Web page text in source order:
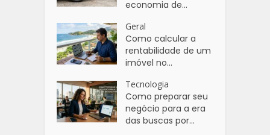
economia de...
Geral
Como calcular a
rentabilidade de um
imóvel no...
Tecnologia
Como preparar seu
negócio para a era
das buscas por...